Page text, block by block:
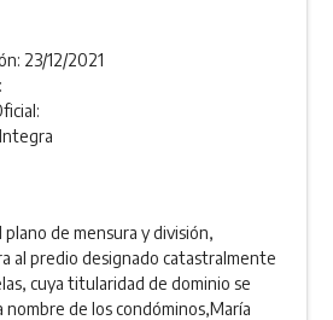
23/12/2021
Integra
de mensura y división,
al predio designado catastralmente
cuya titularidad de dominio se
de los condóminos,María